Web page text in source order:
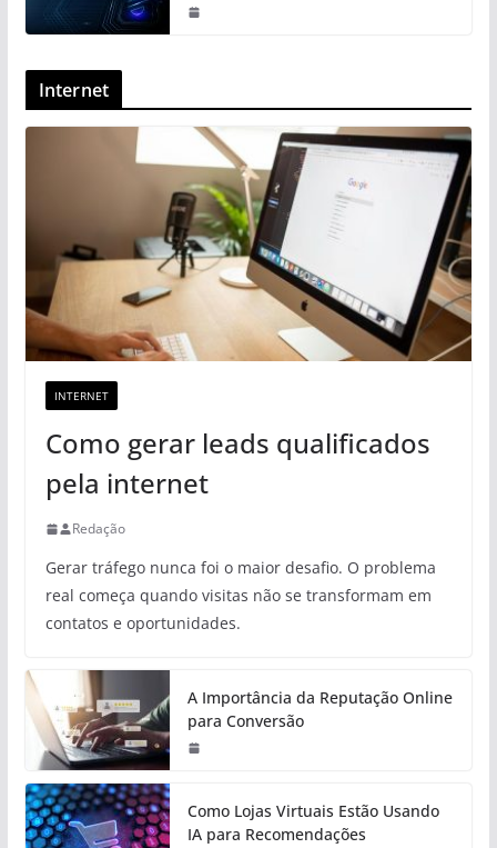
Internet
INTERNET
Como gerar leads qualificados
pela internet
Redação
Gerar tráfego nunca foi o maior desafio. O problema
real começa quando visitas não se transformam em
contatos e oportunidades.
A Importância da Reputação Online
para Conversão
Como Lojas Virtuais Estão Usando
IA para Recomendações